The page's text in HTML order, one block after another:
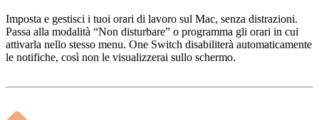
Imposta e gestisci i tuoi orari di lavoro sul Mac, senza distrazioni.
Passa alla modalità “Non disturbare” o programma gli orari in cui
attivarla nello stesso menu. One Switch disabiliterà automaticamente
le notifiche, così non le visualizzerai sullo schermo.